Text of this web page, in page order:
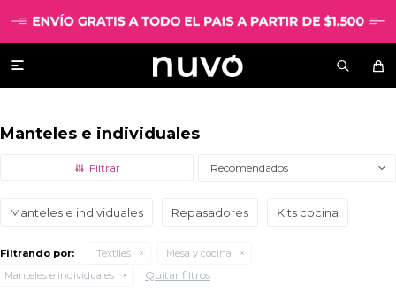

Manteles e individuales
Recomendados
Manteles e individuales Repasadores Kits cocina
Filtrando por: Textiles
Mesa y cocina
Manteles e individuales
Quitar filtros